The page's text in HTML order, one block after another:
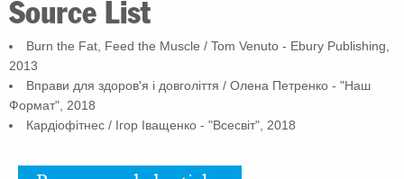
Source List
Burn the Fat, Feed the Muscle / Tom Venuto - Ebury Publishing,
2013
Вправи для здоров'я і довголіття / Олена Петренко - "Наш
Формат", 2018
Кардіофітнес / Ігор Іващенко - "Всесвіт", 2018